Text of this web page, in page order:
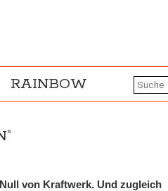
RAINBOW
von Kraftwerk. Und zugleich